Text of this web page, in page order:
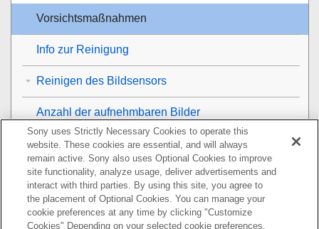
Vorsichtsmaßnahmen
Info zur Reinigung
Reinigen des Bildsensors
Anzahl der aufnehmbaren Bilder
Aufnehmbare Filmzeiten
Verwendung des Netzteils/Ladegerätes im Ausland
AVCHD-Format
Sony uses Strictly Necessary Cookies to operate this
website. These cookies are essential, and will always
remain active. Sony also uses Optional Cookies to improve
site functionality, analyze usage, deliver advertisements and
interact with third parties. By using this site, you agree to
the placement of Optional Cookies. You can manage your
cookie preferences at any time by clicking "Customize
Cookies" Depending on your selected cookie preferences,